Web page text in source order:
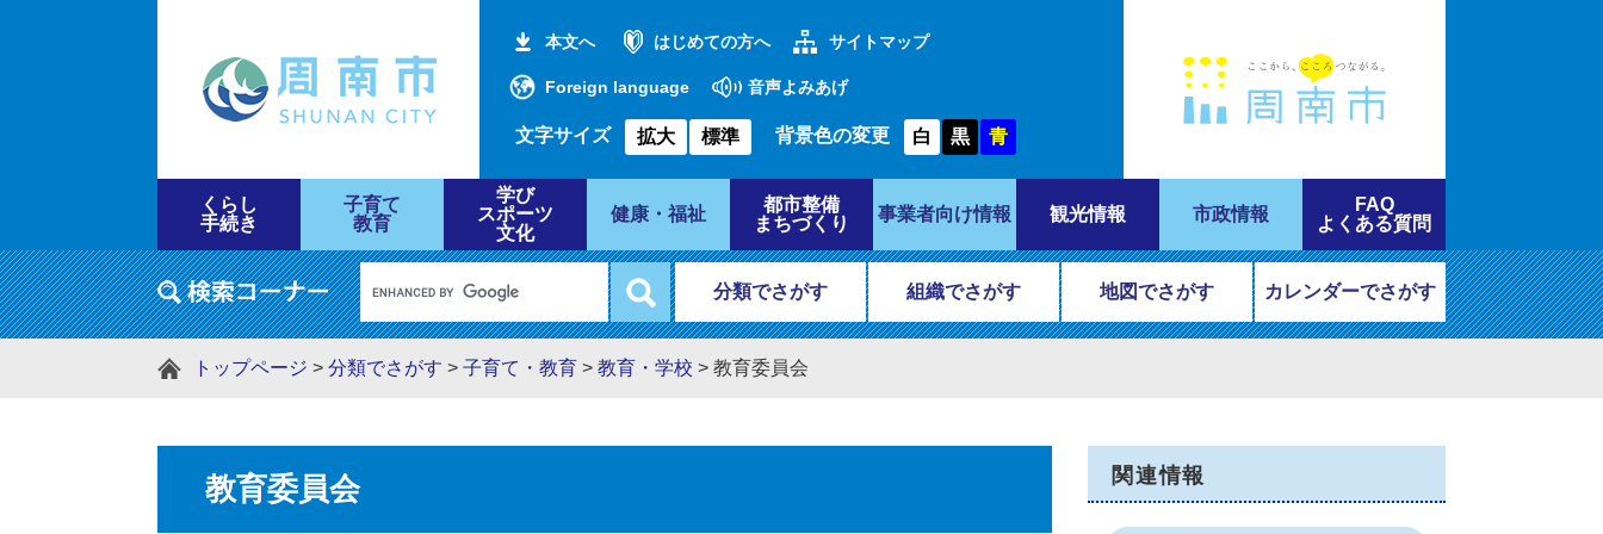
本文へ はじめての方へ サイトマップ
Foreign language 音声よみあげ
文字サイズ 拡大 標準 背景色の変更 白 黒 青
くらし
手続き
子育て
教育
学び
スポーツ
文化
健康・福祉
都市整備
まちづくり
事業者向け情報 観光情報 市政情報
FAQ
よくある質問
分類でさがす 組織でさがす 地図でさがす カレンダーでさがす
トップページ > 分類でさがす > 子育て・教育 > 教育・学校 > 教育委員会
教育委員会 関連情報